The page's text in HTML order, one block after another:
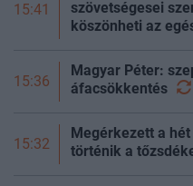
15:41
szövetségesei
köszönheti az
15:36
Magyar Péter:
áfacsökkentés
15:32
Megérkezett a
történik a